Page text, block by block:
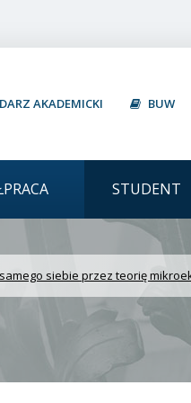
AKADEMICKI BUW
STUDENT
samego
siebie przez teorię